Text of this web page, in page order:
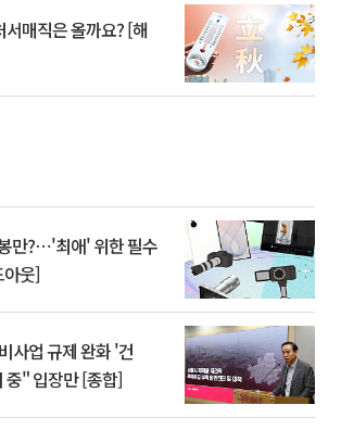
매직은 올까요? [해
만?⋯'최애' 위한 필수
웃]
사업 규제 완화 '건
" 입장만 [종합]